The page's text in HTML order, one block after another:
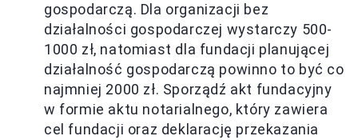
gospodarczą. Dla organizacji bez
działalności gospodarczej wystarczy 500-
1000 zł, natomiast dla fundacji planującej
działalność gospodarczą powinno to być co
najmniej 2000 zł. Sporządź akt fundacyjny
w formie aktu notarialnego, który zawiera
cel fundacji oraz deklarację przekazania